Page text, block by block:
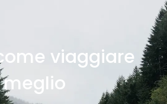
viaggiare
meglio